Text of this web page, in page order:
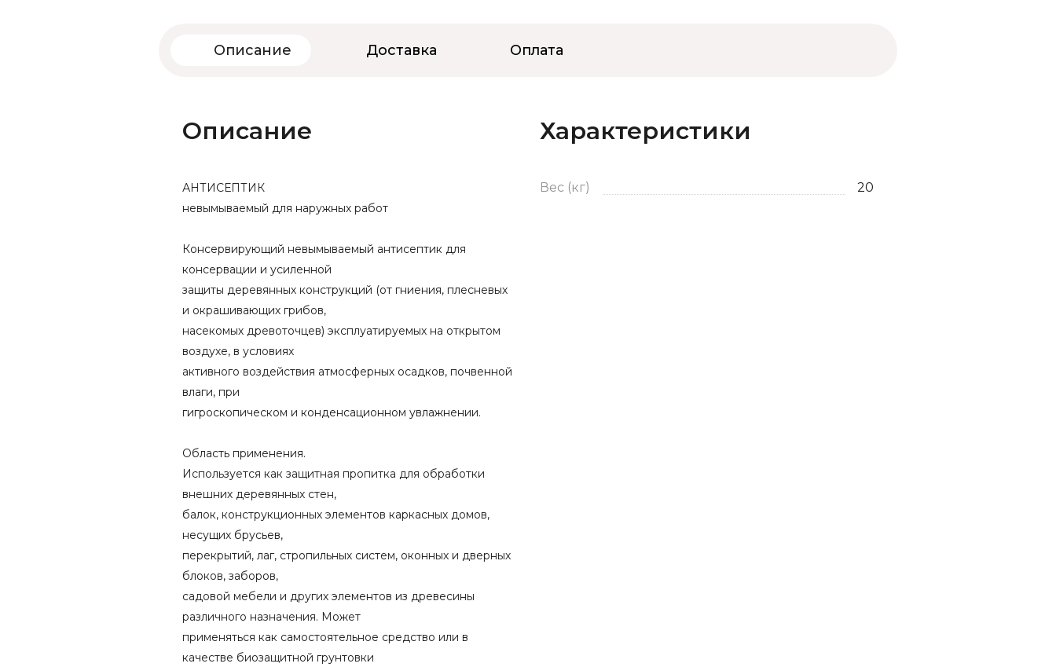
Описание Доставка Оплата
Описание
АНТИСЕПТИК
невымываемый для наружных работ
Консервирующий невымываемый антисептик для
консервации и усиленной
защиты деревянных конструкций (от гниения, плесневых
и окрашивающих грибов,
насекомых древоточцев) эксплуатируемых на открытом
воздухе, в условиях
активного воздействия атмосферных осадков, почвенной
влаги, при
гигроскопическом и конденсационном увлажнении.
Область применения.
Используется как защитная пропитка для обработки
внешних деревянных стен,
балок, конструкционных элементов каркасных домов,
несущих брусьев,
перекрытий, лаг, стропильных систем, оконных и дверных
блоков, заборов,
садовой мебели и других элементов из древесины
различного назначения. Может
применяться как самостоятельное средство или в
качестве биозащитной грунтовки
Характеристики
Вес (кг) 20